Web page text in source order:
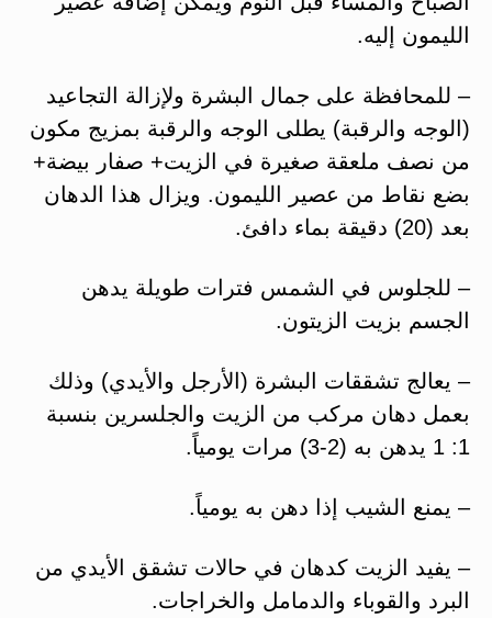
الليمون إليه.
– للمحافظة على جمال البشرة ولإزالة التجاعيد
(الوجه والرقبة) يطلى الوجه والرقبة بمزيج مكون
من نصف ملعقة صغيرة في الزيت+ صفار بيضة+
بضع نقاط من عصير الليمون. ويزال هذا الدهان
بعد (20) دقيقة بماء دافئ.
– للجلوس في الشمس فترات طويلة يدهن
الجسم بزيت الزيتون.
– يعالج تشققات البشرة (الأرجل والأيدي) وذلك
بعمل دهان مركب من الزيت والجلسرين بنسبة
1: 1 يدهن به (2-3) مرات يومياً.
– يمنع الشيب إذا دهن به يومياً.
– يفيد الزيت كدهان في حالات تشقق الأيدي من
البرد والقوباء والدمامل والخراجات.